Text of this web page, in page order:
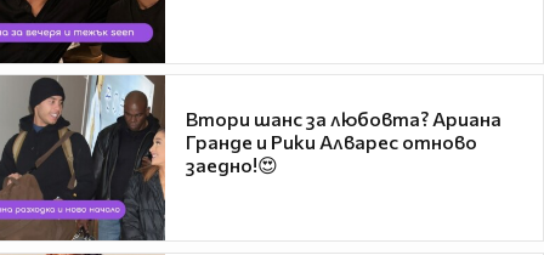
Втори шанс за любовта? Ариана
Гранде и Рики Алварес отново
заедно!😍